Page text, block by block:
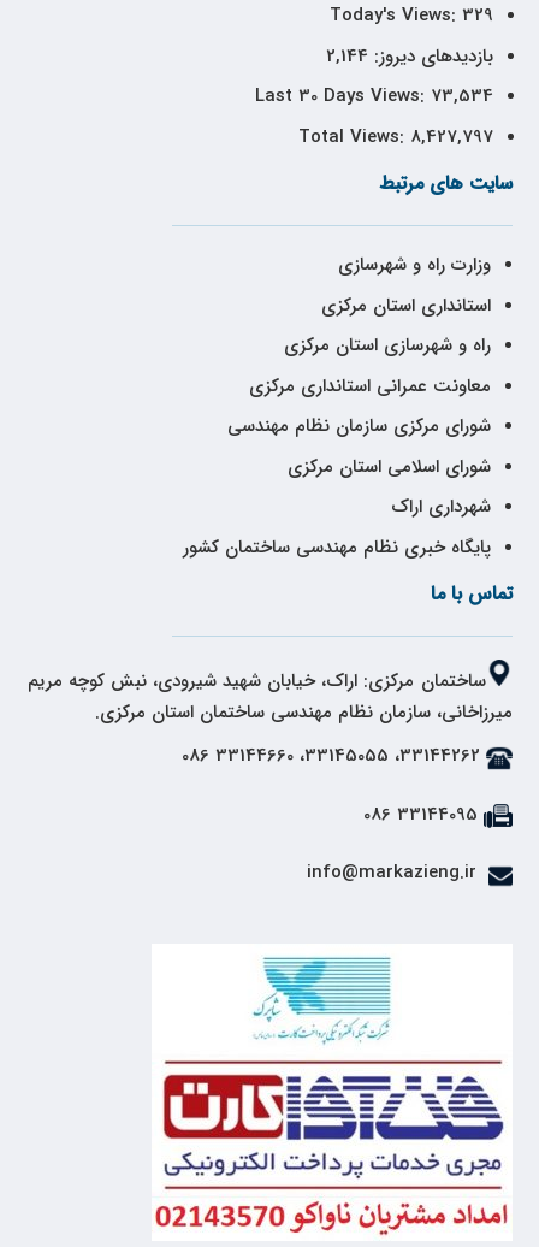
Today's Views: 329
بازدیدهای دیروز: 2,144
Last 30 Days Views: 73,534
Total Views: 8,427,797
سایت های مرتبط
وزارت راه و شهرسازی
استانداری استان مرکزی
راه و شهرسازی استان مرکزی
معاونت عمرانی استانداری مرکزی
شورای مرکزی سازمان نظام مهندسی
شورای اسلامی استان مرکزی
شهرداری اراک
پایگاه خبری نظام مهندسی ساختمان کشور
تماس با ما
ساختمان مرکزی: اراک، خیابان شهید شیرودی، نبش کوچه مریم
میرزاخانی، سازمان نظام مهندسی ساختمان استان مرکزی.
33144262، 33145055، 33144660 086
33144095 086